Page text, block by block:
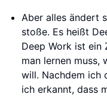
Aber alles ändert
stoße. Es heißt
Deep Work ist ein
man lernen muss,
will. Nachdem ich
ich erkannt, dass